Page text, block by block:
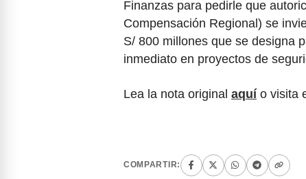
Finanzas para pedirle que
Compensación Regional) se
S/ 800 millones que se designa
inmediato en proyectos de
Lea la nota original aquío visita
COMPARTIR: